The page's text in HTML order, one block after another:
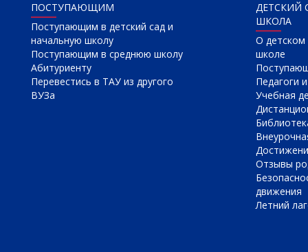
ПОСТУПАЮЩИМ
Поступающим в детский сад и
начальную школу
Поступающим в среднюю школу
Абитуриенту
Перевестись в ТАУ из другого
ВУЗа
ДЕТСКИЙ
ШКОЛА
О детском
школе
Педагоги
Учебная
Отзывы
движения
Летний